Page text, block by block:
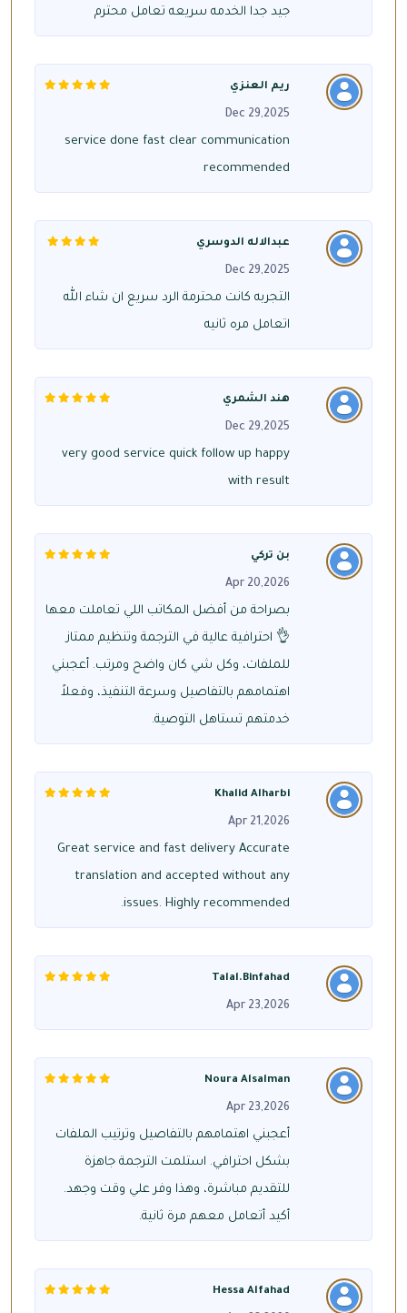
جيد جدا الخدمه سريعه تعامل محترم
ريم العنزي
Dec 29,2025
service done fast clear communication
recommended
عبدالاله الدوسري
Dec 29,2025
التجربه كانت محترمة الرد سريع ان شاء الله
اتعامل مره ثانيه
هند الشمري
Dec 29,2025
very good service quick follow up happy
with result
بن تركي
Apr 20,2026
بصراحة من أفضل المكاتب اللي تعاملت معها
👌 احترافية عالية في الترجمة وتنظيم ممتاز
للملفات، وكل شي كان واضح ومرتب. أعجبني
اهتمامهم بالتفاصيل وسرعة التنفيذ، وفعلاً
خدمتهم تستاهل التوصية.
Khalid Alharbi
Apr 21,2026
Great service and fast delivery Accurate
translation and accepted without any
issues. Highly recommended.
Talal.binfahad
Apr 23,2026
Noura Alsalman
Apr 23,2026
أعجبني اهتمامهم بالتفاصيل وترتيب الملفات
بشكل احترافي. استلمت الترجمة جاهزة
للتقديم مباشرة، وهذا وفر علي وقت وجهد.
أكيد أتعامل معهم مرة ثانية.
Hessa Alfahad